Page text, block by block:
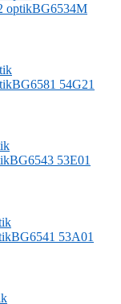
BG6534M
BG6581 54G21
BG6543 53E01
BG6541 53A01